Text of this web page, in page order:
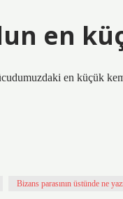
en
en küçük
Bizans parasının üstünde ne